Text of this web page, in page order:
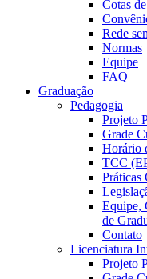
Cotas
Rede
Normas
Equipe
FAQ
Graduação
Pedagogia
Projeto
Grade
Horário
TCC
Práticas
Equipe,
de
Contato
Licenciatura
Projeto